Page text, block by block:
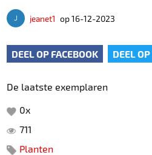
jeanet1 op 16-12-2023
DEEL OP FACEBOOK DEEL
De laatste exemplaren
0x
711
Planten